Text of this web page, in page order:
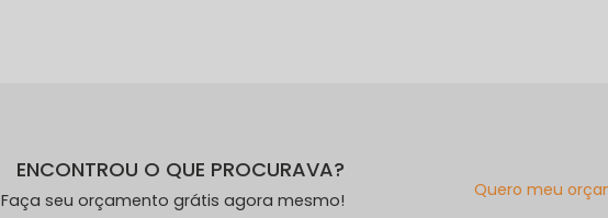
ENCONTROU O QUE PROCURAVA?
Faça seu orçamento grátis agora mesmo!
Quero meu